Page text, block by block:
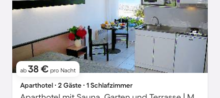
ab 38 € pro Nacht
Aparthotel ∙ 2 Gäste ∙ 1 Schlafzimmer